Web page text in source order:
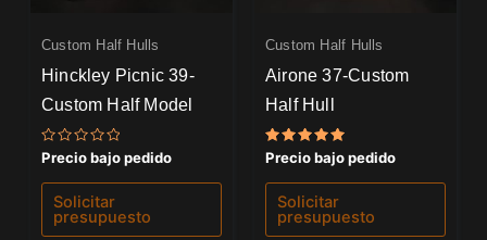
Custom Half Hulls
Hinckley Picnic 39-
Custom Half Model
Valorado
0
de
Precio bajo pedido
Solicitar
presupuesto
Custom Half Hulls
Airone 37-Custom
Half Hull
Valorado
5.00
de 5
Precio bajo pedido
Solicitar
presupuesto